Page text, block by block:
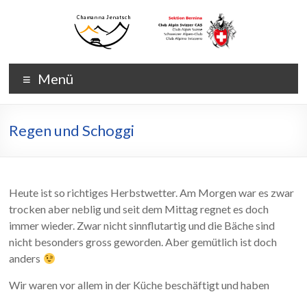
Chamanna
Jenatsch
Chamanna
Jenatsch
CAS
Menü
Regen und Schoggi
Heute ist so richtiges Herbstwetter. Am Morgen war es zwar
trocken aber neblig und seit dem Mittag regnet es doch
immer wieder. Zwar nicht sinnflutartig und die Bäche sind
nicht besonders gross geworden. Aber gemütlich ist doch
anders
Wir waren vor allem in der Küche beschäftigt und haben